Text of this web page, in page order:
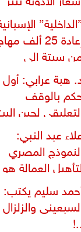
ويهدد حق
إعادة 25 ألف
سبتة إلى
حصيلة...
هبة عرابي: أول
بالوقف
لحين
عبد النبي:
المصري
العمالة هو
لأزمات...
سليم يكتب:
والزلزال
..!